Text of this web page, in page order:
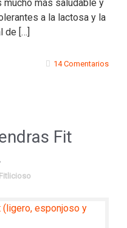
más saludable y
a la lactosa y la
de […]
14 Comentarios
Fit
Fitlicioso